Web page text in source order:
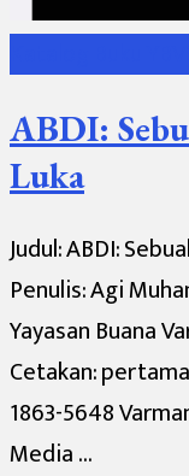
ABDI:
Luka
Judul: ABDI:
Penulis: Agi
Yayasan Buana
Cetakan:
1863-5648
Media …